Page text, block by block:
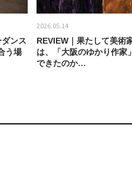
ンス
う場
2026.05.14
REVIEW｜果たして美術
は、「大阪のゆかり作家
できたのか…